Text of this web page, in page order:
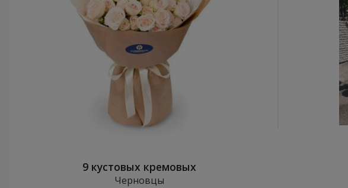
9 кустовых кремовых
Черновцы